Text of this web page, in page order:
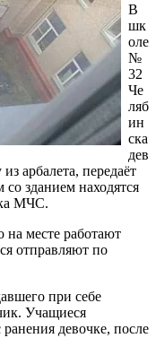
В
шк
оле
№
32
Че
ляб
ин
ска
дев
арбалета, передаёт
зданием находятся
МЧС.
на месте работают
отправляют по
при себе
Учащиеся
ранения девочке, после